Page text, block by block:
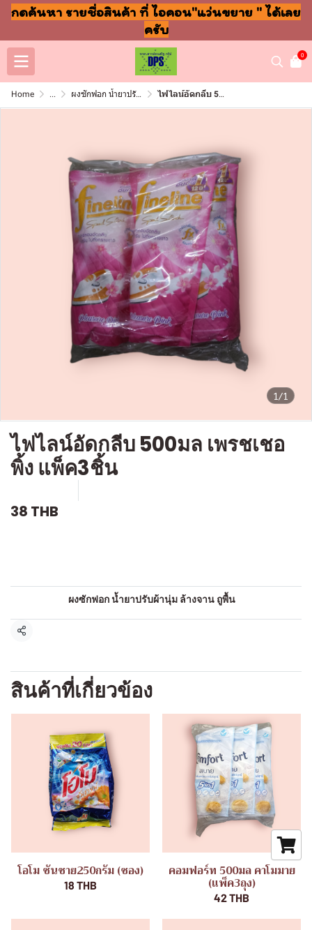
กดค้นหา รายชื่อสินค้า ที่ ไอคอน"แว่นขยาย " ได้เลย
ครับ
0
Home ... ผงซักฟอก น้ำยาปรับผ้านุ่ม ล้างจาน ถูพื้น ไฟไลน์อัดกลีบ 500มล เพรชเชอพิ้ง แพ็ค3ชิ้น
1/1
ไฟไลน์อัดกลีบ 500มล เพรชเชอ
พิ้ง แพ็ค3ชิ้น
38 THB
ผงซักฟอก น้ำยาปรับผ้านุ่ม ล้างจาน ถูพื้น
แชร์
สินค้าที่เกี่ยวข้อง
โอโม ซันชาย250กรัม (ซอง)
18 THB
คอมฟอร์ท 500มล คาโมมาย
(แพ็ค3ถุง)
42 THB